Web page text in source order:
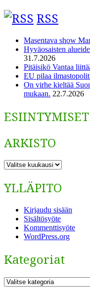
RSS
Masentava show
Hyväosaisten
31.7.2026
Pitäisikö Vantaa
EU pilaa
On virhe kieltää
mukaan. 22.7.2026
ESIINTYMISET
ARKISTO
ARKISTO
YLLÄPITO
Kirjaudu sisään
Sisältösyöte
Kommenttisyöte
WordPress.org
Kategoriat
Kategoriat